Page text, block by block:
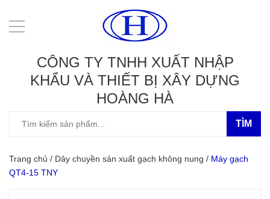
CÔNG TY TNHH XUẤT NHẬP
KHẨU VÀ THIẾT BỊ XÂY DỰNG
HOÀNG HÀ
TÌM
Trang chủ / Dây chuyền sản xuất gạch không nung / Máy gạch
QT4-15 TNY